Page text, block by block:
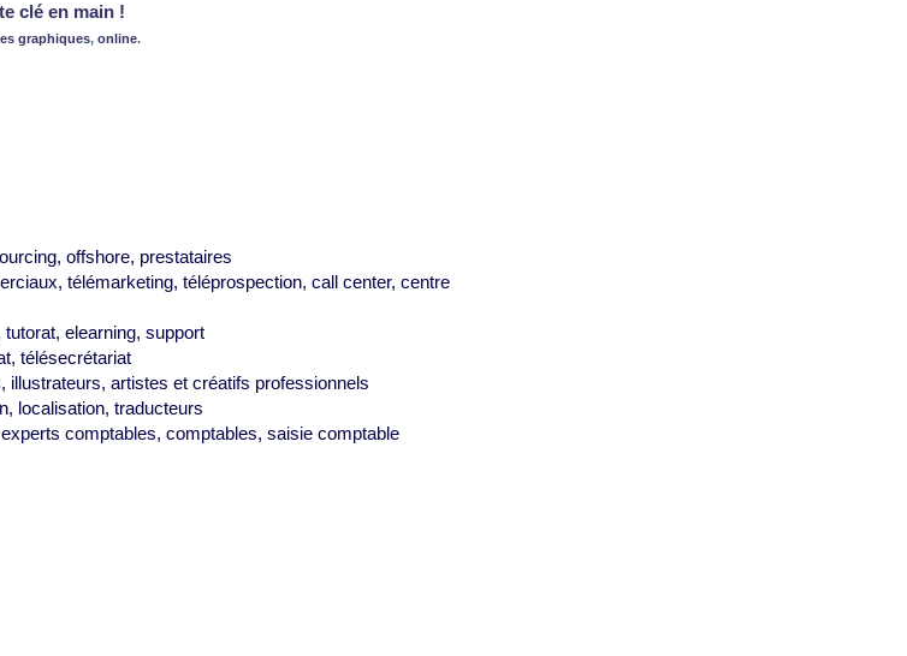
clé en main !
graphiques, online.
offshore, prestataires
télémarketing, téléprospection, call center, centre
tutorat, elearning, support
télésecrétariat
illustrateurs, artistes et créatifs professionnels
localisation, traducteurs
comptables, comptables, saisie comptable